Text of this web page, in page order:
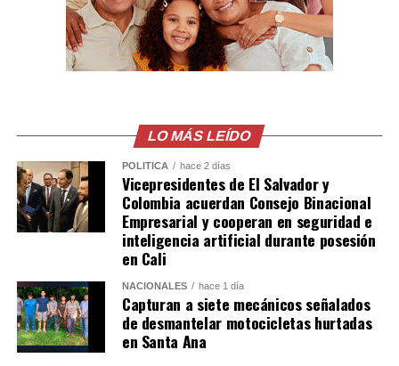
LO MÁS LEÍDO
POLÍTICA hace 2 días
Vicepresidentes de El Salvador y
Colombia acuerdan Consejo Binacional
Empresarial y cooperan en seguridad e
inteligencia artificial durante posesión
en Cali
NACIONALES hace 1 día
Capturan a siete mecánicos señalados
de desmantelar motocicletas hurtadas
en Santa Ana